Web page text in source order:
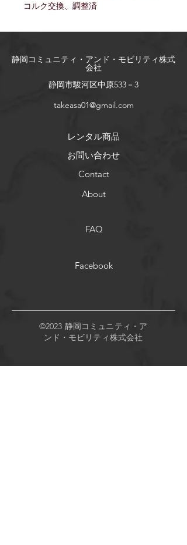
コルク交換、調整済
​静岡コミュニティ・アンド・モビリティ株式
会社
​静岡市駿河区中原533－3
takeasa01@gmail.com
レンタル商品
お問い合わせ
Contact
About
FAQ
Facebook
©2023 静岡コミュニティ・ア
ンド・モビリティ株式会社